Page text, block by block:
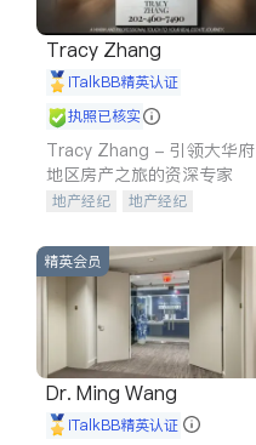
Tracy Zhang
iTalkBB精英认证
执照已核实
Tracy Zhang - 引领大华府
地区房产之旅的资深专家
地产经纪
地产经纪
商铺租售
开发商建商
精英会员
Dr. Ming Wang
iTalkBB精英认证